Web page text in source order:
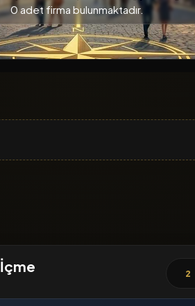
0 adet firma bulunmaktadır.
2